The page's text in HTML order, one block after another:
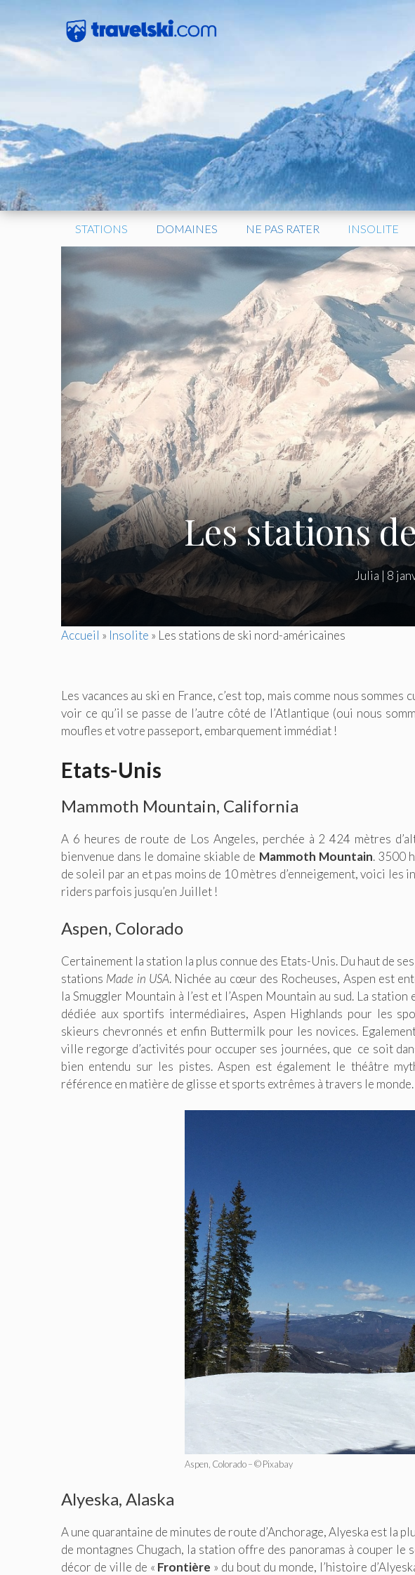
contenu
STATIONS DOMAINES NE PAS RATER INSOLITE
Les stations
Julia | 8
Accueil » Insolite » Les stations de ski nord-américaines
Les vacances au ski en France, c’est top, mais comme nous
voir ce qu’il se passe de l’autre côté de l’Atlantique (oui nous
moufles et votre passeport, embarquement immédiat !
Etats-Unis
Mammoth Mountain, California
A 6 heures de route de Los Angeles, perchée à 2 424 mètres
bienvenue dans le domaine skiable de Mammoth Mountain. 3500
de soleil par an et pas moins de 10 mètres d’enneigement, voici les
riders parfois jusqu’en Juillet !
Aspen, Colorado
Certainement la station la plus connue des Etats-Unis. Du haut de
stations Made in USA. Nichée au cœur des Rocheuses, Aspen est
la Smuggler Mountain à l’est et l’Aspen Mountain au sud. La
dédiée aux sportifs intermédiaires, Aspen Highlands pour les
skieurs chevronnés et enfin Buttermilk pour les novices.
ville regorge d’activités pour occuper ses journées, que ce soit
bien entendu sur les pistes. Aspen est également le théâtre
référence en matière de glisse et sports extrêmes à travers le monde.
Aspen, Colorado – © Pixabay
Alyeska, Alaska
A une quarantaine de minutes de route d’Anchorage, Alyeska est la
de montagnes Chugach, la station offre des panoramas à couper le
décor de ville de « Frontière » du bout du monde, l’histoire